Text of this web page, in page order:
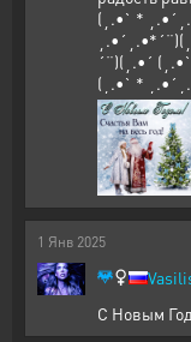
(¸.•` *
´¨)(¸.•´
(¸.•` *
1 Янв 2025
С Новым